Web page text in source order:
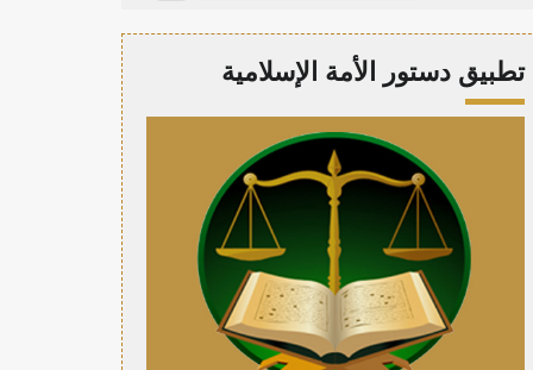
تطبيق دستور الأمة الإسلامية